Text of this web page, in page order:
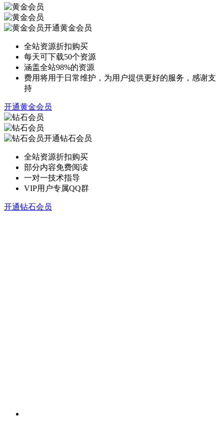
开通黄金会员
全站资源折扣购买
每天可下载50个资源
涵盖全站98%的资源
费用将用于日常维护，为用户提供更好的服务，感谢支
持
开通黄金会员
开通钻石会员
全站资源折扣购买
部分内容免费阅读
一对一技术指导
VIP用户专属QQ群
开通钻石会员